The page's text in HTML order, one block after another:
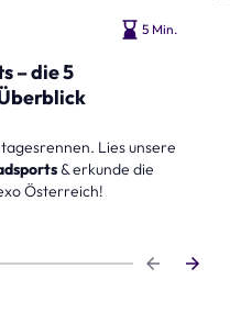
5 Min.
– die 5
Lies unsere
& erkunde die
Österreich!